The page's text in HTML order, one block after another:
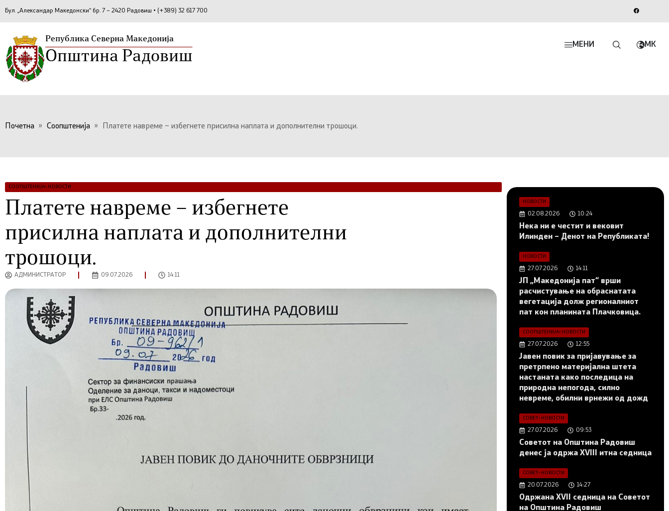
Бул. „Александар Македонски“ бр. 7 – 2420 Радовиш • (+389) 32 617 700
Република Северна Македонија
Општина Радовиш
МЕНИ MK
Почетна » Соопштенија » Платете навреме – избегнете присилна наплата и дополнителни трошоци.
СООПШТЕНИЈА• НОВОСТИ
Платете навреме – избегнете
присилна наплата и дополнителни
трошоци.
АДМИНИСТРАТОР 09.07.2026 14:11
НОВОСТИ
02.08.2026 10:24
Нека ни е честит и вековит
Илинден – Денот на Републиката!
НОВОСТИ
27.07.2026 14:11
ЈП „Македонија пат“ врши
расчистување на обраснатата
вегетација долж регионалниот
пат кон планината Плачковица.
СООПШТЕНИЈА• НОВОСТИ
27.07.2026 12:55
Јавен повик за пријавување за
претрпено материјална штета
настаната како последица на
природна непогода, силно
невреме, обилни врнежи од дожд
СОВЕТ• НОВОСТИ
27.07.2026 09:53
Советот на Општина Радовиш
денес ја одржа XVIII итна седница
СОВЕТ• НОВОСТИ
20.07.2026 14:27
Одржана XVII седница на Советот
на Општина Радовиш